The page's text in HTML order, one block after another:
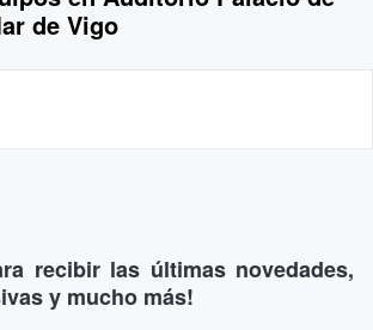
de Vigo
recibir las últimas novedades,
y mucho más!